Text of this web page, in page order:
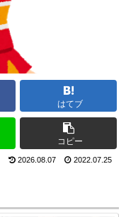
はてブ
コピー
2026.08.07 2022.07.25